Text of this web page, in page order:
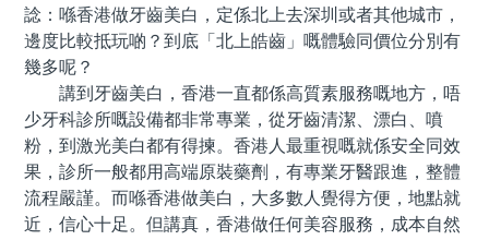
諗：喺香港做牙齒美白，定係北上去深圳或者其他城市，
邊度比較抵玩啲？到底「北上皓齒」嘅體驗同價位分別有
幾多呢？
講到牙齒美白，香港一直都係高質素服務嘅地方，唔
少牙科診所嘅設備都非常專業，從牙齒清潔、漂白、噴
粉，到激光美白都有得揀。香港人最重視嘅就係安全同效
果，診所一般都用高端原裝藥劑，有專業牙醫跟進，整體
流程嚴謹。而喺香港做美白，大多數人覺得方便，地點就
近，信心十足。但講真，香港做任何美容服務，成本自然